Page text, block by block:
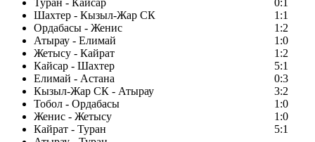
Туран - Кайсар
0:1
Шахтер - Кызыл-Жар СК
1:1
Ордабасы - Женис
1:2
Атырау - Елимай
1:0
Жетысу - Кайрат
1:2
Кайсар - Шахтер
5:1
Елимай - Астана
0:3
Кызыл-Жар СК - Атырау
3:2
Тобол - Ордабасы
1:0
Женис - Жетысу
1:0
Кайрат - Туран
5:1